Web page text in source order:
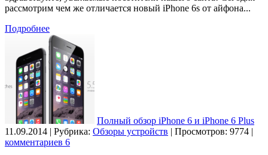
рассмотрим чем же отличается новый iPhone 6s от айфона...
Подробнее
Полный обзор iPhone 6 и iPhone 6 Plus
11.09.2014 | Рубрика: Обзоры устройств | Просмотров: 9774 |
комментариев 6